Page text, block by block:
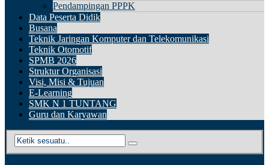
Pendampingan PPPK
Data Peserta Didik
Busana
Teknik Jaringan Komputer dan Telekomunikasi
Teknik Otomotif
SPMB 2026
Struktur Organisasi
Visi, Misi & Tujuan
E-Learning
SMK N 1 TUNTANG
Guru dan Karyawan